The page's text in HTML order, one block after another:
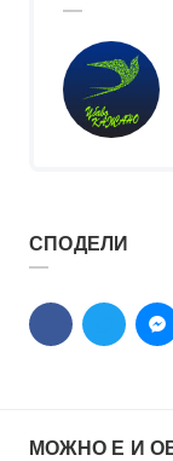
СПОДЕЛИ
МОЖНО Е И